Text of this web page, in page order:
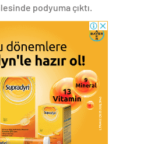
podyuma çıktı.